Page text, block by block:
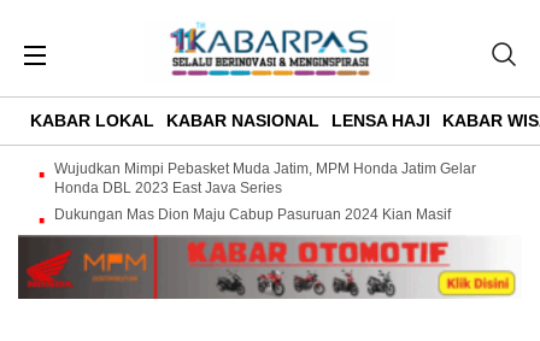
KABAR LOKAL KABAR NASIONAL LENSA HAJI KABAR
Wujudkan Mimpi Pebasket Muda Jatim, MPM Honda Jatim Gelar
Honda DBL 2023 East Java Series
Dukungan Mas Dion Maju Cabup Pasuruan 2024 Kian Masif